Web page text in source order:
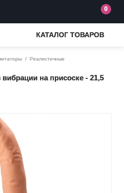
0
КАТАЛОГ ТОВАРОВ
Реалистичные
на присоске - 21,5